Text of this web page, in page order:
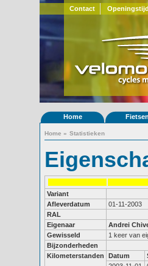
Contact
Home Fietsen
Home » Statistieken
Variant
Afleverdatum
01-11-2003
RAL
Eigenaar
Andrei
Gewisseld
1 keer van
Bijzonderheden
Kilometerstanden
Datum